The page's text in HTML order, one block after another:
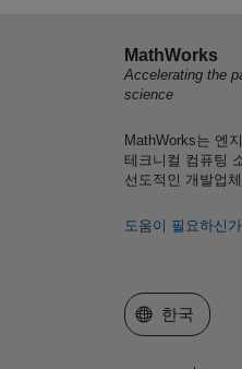
MathWorks
Accelerating the
science
MathWorks는 엔
테크니컬 컴퓨팅
선도적인 개발업
도움이 필요하신
웹사이트 선택
한국